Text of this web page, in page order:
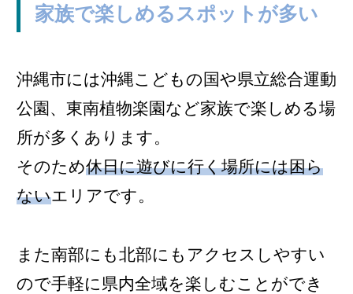
家族で楽しめるスポットが多い
沖縄市には沖縄こどもの国や県立総合運動
公園、東南植物楽園など家族で楽しめる場
所が多くあります。
そのため休日に遊びに行く場所には困ら
ないエリアです。
また南部にも北部にもアクセスしやすい
ので手軽に県内全域を楽しむことができ